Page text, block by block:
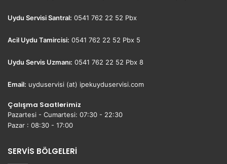
Uydu Servisi Santral: 0541 762 22 52 Pbx
Acil Uydu Tamircisi: 0541 762 22 52 Pbx 5
Uydu Servis Uzmanı: 0541 762 22 52 Pbx 8
Email: uyduservisi (at) ipekuyduservisi.com
Çalışma Saatlerimiz
Pazartesi - Cumartesi: 07:30 - 22:30
Pazar : 08:30 - 17:00
SERVİS BÖLGELERİ